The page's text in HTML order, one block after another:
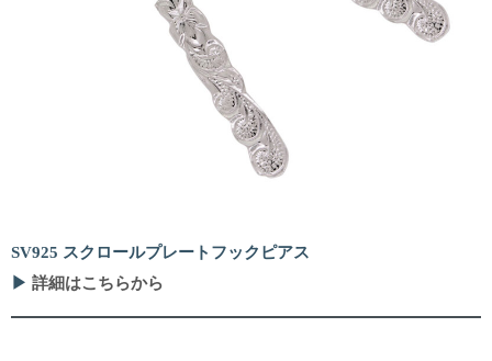
SV925 スクロールプレートフックピアス
▶ 詳細はこちらから